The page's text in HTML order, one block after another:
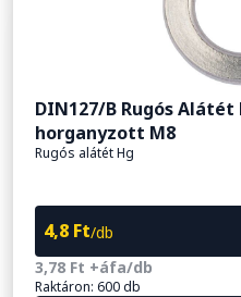
DIN127/B Rugós Alátét
horganyzott M8
Rugós alátét Hg
4,8 Ft/db
3,78 Ft +áfa/db
Raktáron: 600 db